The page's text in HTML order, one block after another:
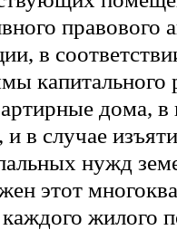
правового
в
дома, в
и в случае
нужд
этот
каждого жилого